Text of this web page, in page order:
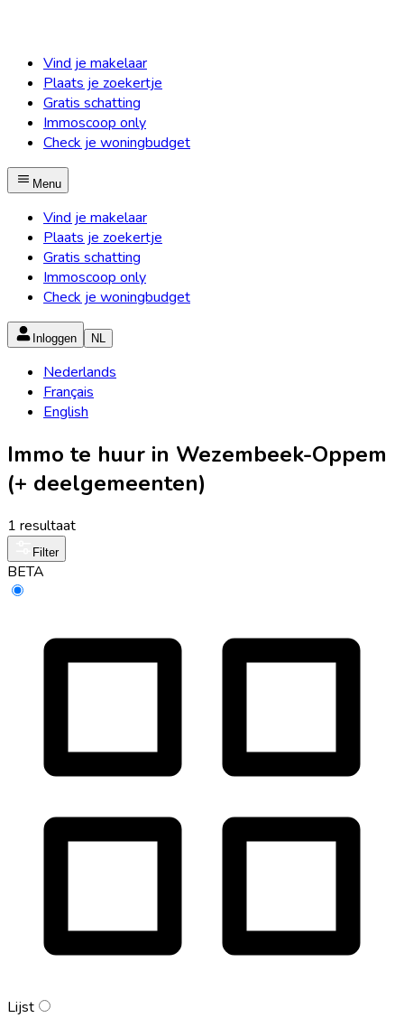
Vind je makelaar
Plaats je zoekertje
Gratis schatting
Immoscoop only
Check je woningbudget
Menu
Vind je makelaar
Plaats je zoekertje
Gratis schatting
Immoscoop only
Check je woningbudget
Inloggen NL
Nederlands
Français
English
Immo te huur in Wezembeek-Oppem
(+ deelgemeenten)
1 resultaat
Filter
BETA
Lijst